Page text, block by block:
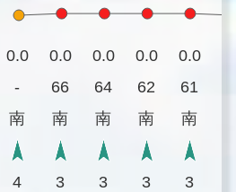
0.0 0.0 0.0 0.0 0.0
-
66 64 62 61
南
南 南 南 南
4 3 3 3 3